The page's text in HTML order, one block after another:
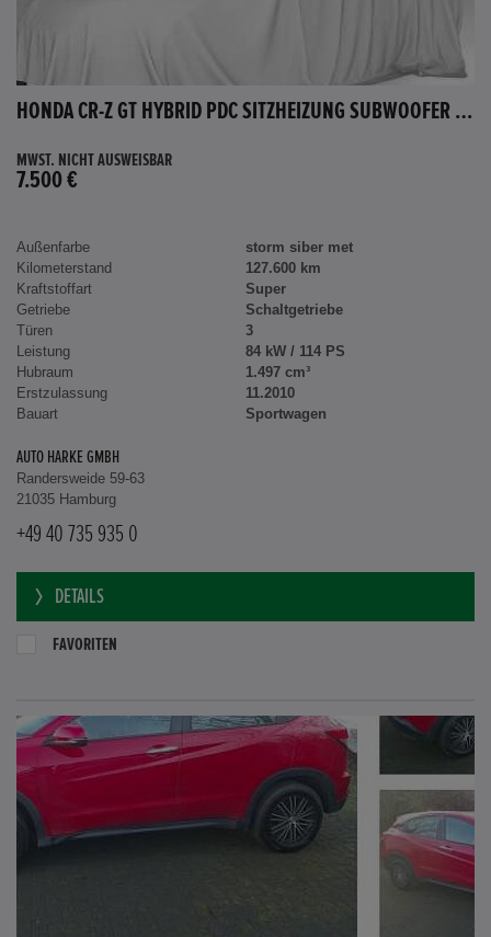
HONDA CR-Z GT HYBRID PDC SITZHEIZUNG SUBWOOFER BLUETOOTH
MWST. NICHT AUSWEISBAR
7.500 €
Außenfarbe
storm siber met
Kilometerstand
127.600 km
Kraftstoffart
Super
Getriebe
Schaltgetriebe
Türen
3
Leistung
84 kW / 114 PS
Hubraum
1.497 cm³
Erstzulassung
11.2010
Bauart
Sportwagen
AUTO HARKE GMBH
Randersweide 59-63
21035 Hamburg
+49 40 735 935 0
DETAILS
FAVORITEN